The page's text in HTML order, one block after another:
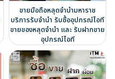
ขายมือถือหลุดจำนำมหาราช
บริการรับจำนำ รับซื้ออุปกรณ์ไอที
ขายของหลุดจำนำ และ รับฝากขาย
อุปกรณ์ไอที